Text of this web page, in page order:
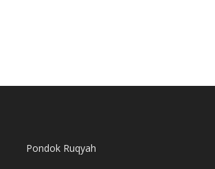
Pondok Ruqyah